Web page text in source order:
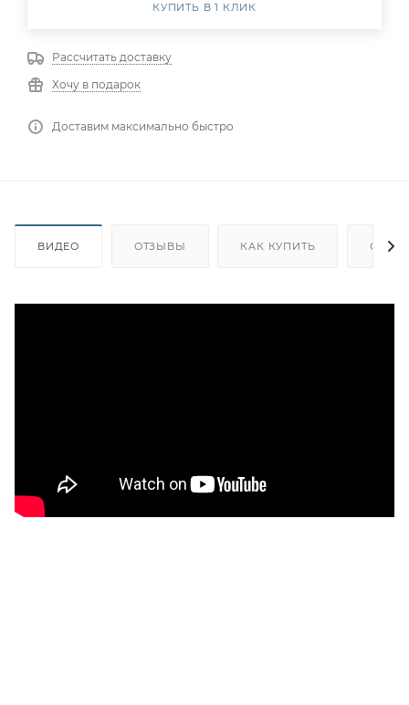
КУПИТЬ В 1 КЛИК
Рассчитать доставку
Хочу в подарок
Доставим максимально быстро
ВИДЕО ОТЗЫВЫ КАК КУПИТЬ